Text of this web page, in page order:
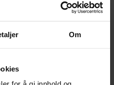
Om
Ikke på nettlager